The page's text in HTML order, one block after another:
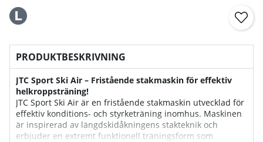
PRODUKTBESKRIVNING
JTC Sport Ski Air – Fristående stakmaskin för effektiv
helkroppsträning!
JTC Sport Ski Air är en fristående stakmaskin utvecklad för
effektiv konditions- och styrketräning inomhus. Maskinen
är inspirerad av längdskidåkningens stakteknik och
erbjuder en extremt funktionell träningsform som